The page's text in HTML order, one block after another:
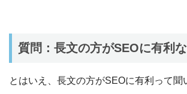
質問：長文の方がSEOに有利
とはいえ、長文の方がSEOに有利って聞